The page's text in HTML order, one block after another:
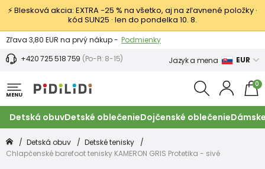
⚡ Blesková akcia: EXTRA −25 % na všetko, aj na zľavnené položky ·
kód SUN25 · len do pondelka 10. 8.
Výmena a vrátenie tovaru - Zobraziť
Zľava 3,80 EUR na prvý nákup - Podmienky
+420 725 518 759 (Po-Pi: 8-15) Jazyk a mena EUR
MENU
0
Detská obuvDetské oblečenieDojčenské oblečenie
Detská obuv
Detské tenisky
Chlapčenské barefoot tenisky KAMERON GRIS Protetika - sivé